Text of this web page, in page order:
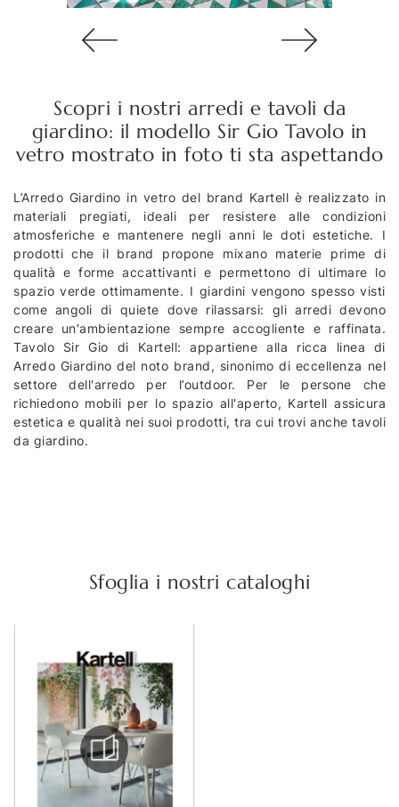
Scopri i nostri arredi e tavoli da
giardino: il modello Sir Gio Tavolo in
vetro mostrato in foto ti sta aspettando
L’Arredo Giardino in vetro del brand Kartell è realizzato in
materiali pregiati, ideali per resistere alle condizioni
atmosferiche e mantenere negli anni le doti estetiche. I
prodotti che il brand propone mixano materie prime di
qualità e forme accattivanti e permettono di ultimare lo
spazio verde ottimamente. I giardini vengono spesso visti
come angoli di quiete dove rilassarsi: gli arredi devono
creare un'ambientazione sempre accogliente e raffinata.
Tavolo Sir Gio di Kartell: appartiene alla ricca linea di
Arredo Giardino del noto brand, sinonimo di eccellenza nel
settore dell'arredo per l’outdoor. Per le persone che
richiedono mobili per lo spazio all'aperto, Kartell assicura
estetica e qualità nei suoi prodotti, tra cui trovi anche tavoli
da giardino.
Sfoglia i nostri cataloghi